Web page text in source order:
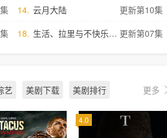
14. 更新第10集
云月大陆
18. 更新第07集
生活、拉里与不快乐的追求：一部美国史
更多
艺 美剧下载 美剧排行
4.0